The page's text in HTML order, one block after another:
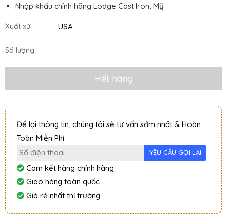
Nhập khẩu chính hãng Lodge Cast Iron, Mỹ
Xuất xứ: USA
Số lượng:
Hết hàng
Để lại thông tin, chúng tôi sẽ tư vấn sớm nhất & Hoàn
Toàn Miễn Phí
Cam kết hàng chính hãng
Giao hàng toàn quốc
Giá rẻ nhất thị trường